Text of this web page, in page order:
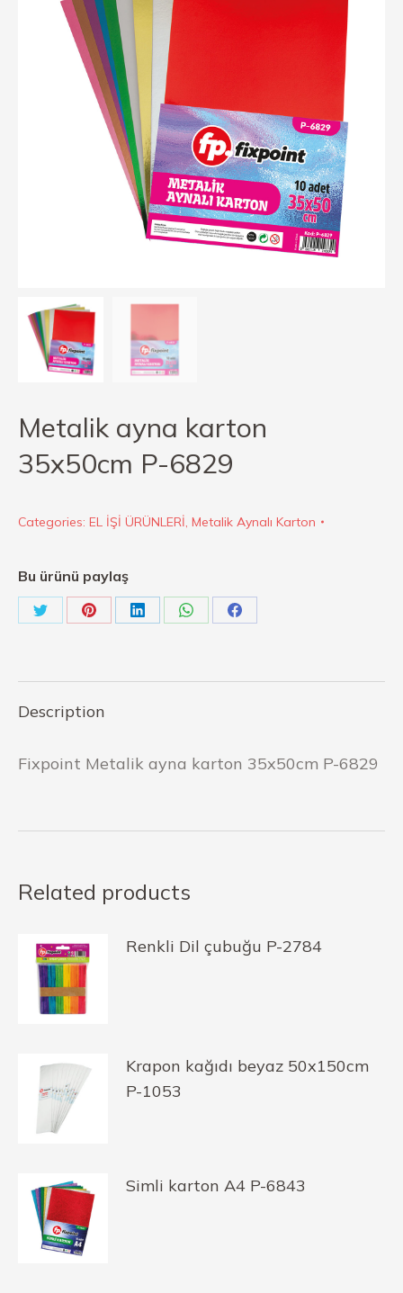
Metalik ayna karton
35x50cm P-6829
Categories: EL İŞİ ÜRÜNLERİ Metalik Aynalı Karton
Bu ürünü paylaş
Description
Fixpoint Metalik ayna karton 35x50cm P-6829
Related products
Renkli Dil çubuğu P-2784
Krapon kağıdı beyaz 50x150cm
P-1053
Simli karton A4 P-6843